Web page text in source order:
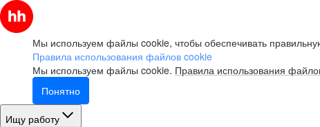
Мы используем файлы cookie, чтобы обеспечивать
Правила использования файлов cookie
Мы используем файлы cookie. Правила использования
Понятно
Ищу работу